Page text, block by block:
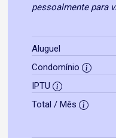
pessoalmente para
Aluguel
Condomínio
IPTU
Total / Mês